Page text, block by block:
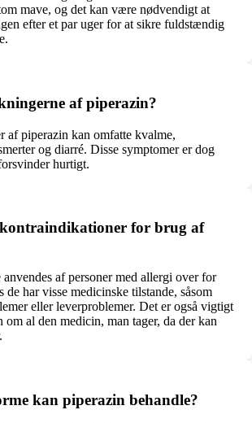
mave, og det kan være nødvendigt at
efter et par uger for at sikre fuldstændig
af piperazin?
af piperazin kan omfatte kvalme,
og diarré. Disse symptomer er dog
hurtigt.
for brug af
af personer med allergi over for
de har visse medicinske tilstande, såsom
eller leverproblemer. Det er også vigtigt
al den medicin, man tager, da der kan
kan piperazin behandle?